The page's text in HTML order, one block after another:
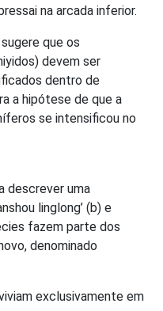
na arcada inferior.
que os
devem ser
dentro de
a hipótese de que a
se intensificou no
descrever uma
linglong’ (b) e
fazem parte dos
denominado
exclusivamente em